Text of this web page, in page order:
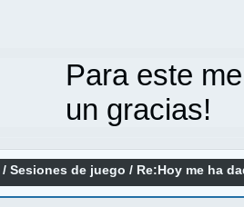
Para este
un gracias!
/Sesiones de juego / Re:Hoy me ha